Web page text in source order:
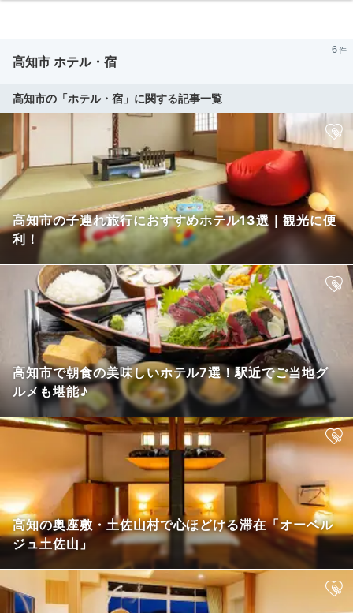
高知市 ホテル・宿
6
高知市の「ホテル・宿」に関する記事一覧
高知市の子連れ旅行におすすめホテル13選｜観光に便
利！
高知市で朝食の美味しいホテル7選！駅近でご当地グ
ルメも堪能♪
高知の奥座敷・土佐山村で心ほどける滞在「オーベル
ジュ土佐山」